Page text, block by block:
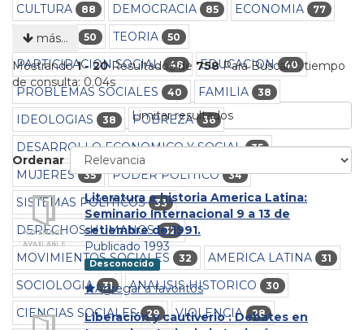
CULTURA 88 DEMOCRACIA 85 ECONOMIA 77
HISTORIA 50 TEORIA 50
PARTICIPACION SOCIAL 48 EDUCACION 40
PROBLEMAS SOCIALES 40 FAMILIA 38
IDEOLOGIAS 38 POBREZA 36
DESARROLLO ECONOMICO Y SOCIAL 35
MUJERES 35 PODER POLITICO 34
SISTEMAS POLITICOS 33
DERECHOS HUMANOS 32
MOVIMIENTOS SOCIALES 32 AMERICA LATINA 31
SOCIOLOGIA 31 ANALISIS HISTORICO 30
CIENCIAS SOCIALES 29 VIOLENCIA 28
más…
Mostrando1 - 20Resultados de 758Para Buscar '', tiempo
de consulta: 0.04s
Limitar resultados
Ordenar
Literatura e historia America Latina:
Seminario Internacional 9 a 13 de
setiembre de 1991.
Publicado 1993
Desconocido
Agregar a favoritos
Liberación y cautiverio : Debates en